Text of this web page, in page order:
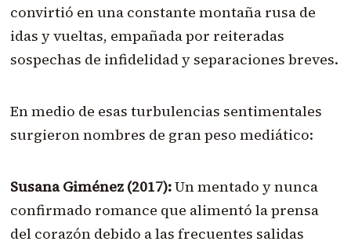
convirtió en una constante montaña rusa de
idas y vueltas, empañada por reiteradas
sospechas de infidelidad y separaciones breves.
En medio de esas turbulencias sentimentales
surgieron nombres de gran peso mediático:
Susana Giménez (2017):Un mentado y nunca
confirmado romance que alimentó la prensa
del corazón debido a las frecuentes salidas